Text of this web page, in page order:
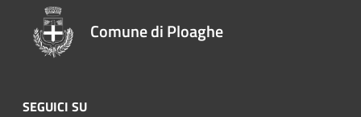
Comune di Ploaghe
SEGUICI SU